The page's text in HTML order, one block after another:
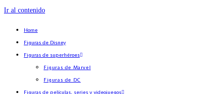
Ir al contenido
Home
Figuras de Disney
Figuras de superhéroes
Figuras de Marvel
Figuras de DC
Figuras de películas, series y videojuegos